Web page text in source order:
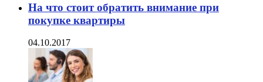
На что стоит обратить внимание при
покупке квартиры
04.10.2017